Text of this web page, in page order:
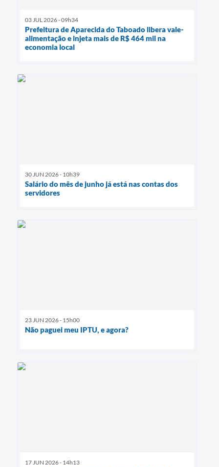
03 JUL 2026 - 09h34
Prefeitura de Aparecida do Taboado libera vale-
alimentação e injeta mais de R$ 464 mil na
economia local
30 JUN 2026 - 10h39
Salário do mês de junho já está nas contas dos
servidores
23 JUN 2026 - 15h00
Não paguei meu IPTU, e agora?
17 JUN 2026 - 14h13